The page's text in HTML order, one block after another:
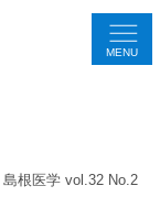
MENU
島根医学 vol.32 No.2